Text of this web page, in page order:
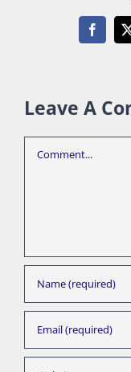
Leave A
Comment